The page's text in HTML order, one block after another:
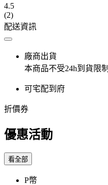
4.5
(2)
配送資訊
廠商出貨
本商品不受24h到貨限制
可宅配到府
折價券
優惠活動
看全部
P幣